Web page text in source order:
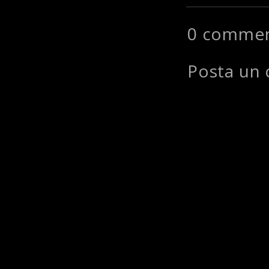
0
Posta un